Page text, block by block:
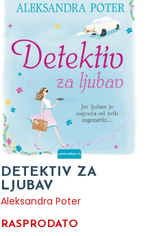
DETEKTIV ZA
LJUBAV
Aleksandra Poter
RASPRODATO